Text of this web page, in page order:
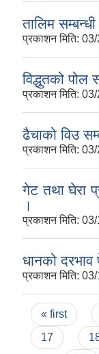
तालिम
प्रकाशन मिति: 03/
विद्धुतको पोल
प्रकाशन मिति: 03/
ढैचाको विउ
प्रकाशन मिति: 03/
गेट तथा घेरा
।
प्रकाशन मिति: 03/
धानको दरभाव
प्रकाशन मिति: 03/
Pages
« first
17